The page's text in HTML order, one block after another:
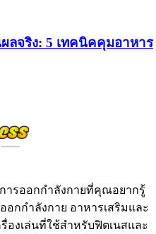
ลจริง: 5 เทคนิคคุมอาหาร
การออกกำลังกายที่คุณอยากรู้
กกำลังกาย อาหารเสริมและ
องเล่นที่ใช้สำหรับฟิตเนสและ